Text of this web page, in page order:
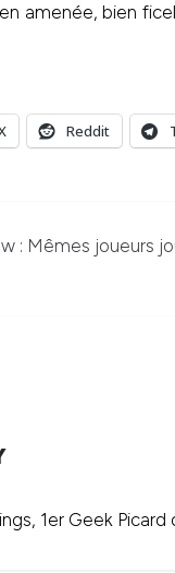
amenée, bien
Reddit
: Mêmes joueurs
1er Geek